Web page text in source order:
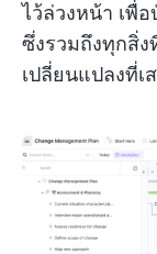
ไว้ล่วงหน้า เพื่
ซึ่งรวมถึงทุกสิ่
เปลี่ยนแปลงที่เ